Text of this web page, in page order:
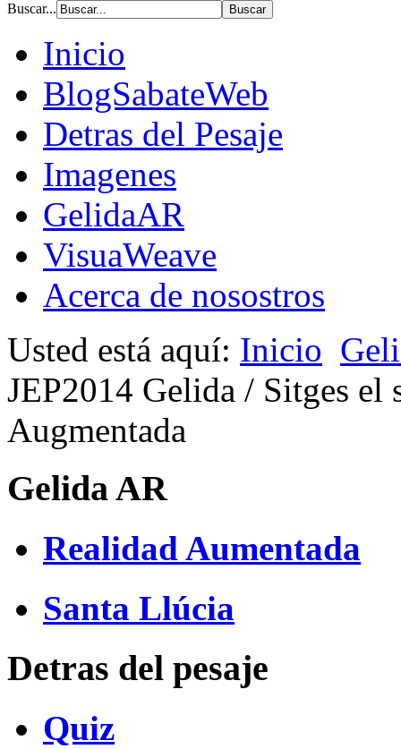
Buscar...
Inicio
BlogSabateWeb
Detras del Pesaje
Imagenes
GelidaAR
VisuaWeave
Acerca de nosostros
Usted está aquí: Inicio
JEP2014 Gelida / Sitges el
Augmentada
Gelida AR
Realidad Aumentada
Santa Llúcia
Detras del pesaje
Quiz